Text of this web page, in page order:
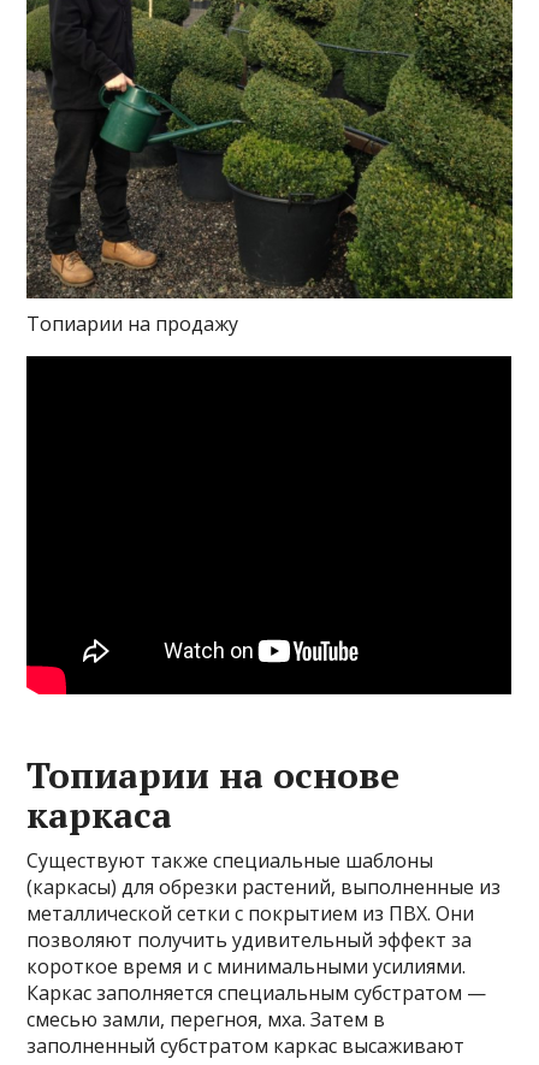
Топиарии на продажу
Топиарии на основе
каркаса
Существуют также специальные шаблоны
(каркасы) для обрезки растений, выполненные из
металлической сетки с покрытием из ПВХ. Они
позволяют получить удивительный эффект за
короткое время и с минимальными усилиями.
Каркас заполняется специальным субстратом —
смесью замли, перегноя, мха. Затем в
заполненный субстратом каркас высаживают